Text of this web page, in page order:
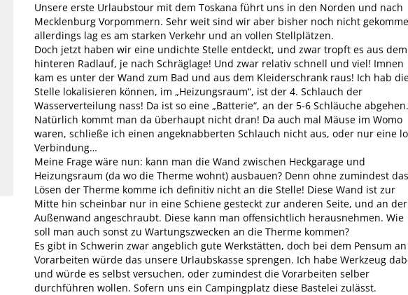
Unsere erste Urlaubstour mit dem Toskana führt uns in den Norden und nach
Mecklenburg Vorpommern. Sehr weit sind wir aber bisher noch nicht
allerdings lag es am starken Verkehr und an vollen Stellplätzen.
Doch jetzt haben wir eine undichte Stelle entdeckt, und zwar tropft es aus dem
hinteren Radlauf, je nach Schräglage! Und zwar relativ schnell und viel! Imnen
kam es unter der Wand zum Bad und aus dem Kleiderschrank raus! Ich hab
Stelle lokalisieren können, im „Heizungsraum“, ist der 4. Schlauch der
Wasserverteilung nass! Da ist so eine „Batterie“, an der 5-6 Schläuche abgehen.
Natürlich kommt man da überhaupt nicht dran! Da auch mal Mäuse im Womo
waren, schließe ich einen angeknabberten Schlauch nicht aus, oder nur eine
Verbindung…
Meine Frage wäre nun: kann man die Wand zwischen Heckgarage und
Heizungsraum (da wo die Therme wohnt) ausbauen? Denn ohne zumindest das
Lösen der Therme komme ich definitiv nicht an die Stelle! Diese Wand ist zur
Mitte hin scheinbar nur in eine Schiene gesteckt zur anderen Seite, und an der
Außenwand angeschraubt. Diese kann man offensichtlich herausnehmen. Wie
soll man auch sonst zu Wartungszwecken an die Therme kommen?
Es gibt in Schwerin zwar angeblich gute Werkstätten, doch bei dem Pensum an
Vorarbeiten würde das unsere Urlaubskasse sprengen. Ich habe Werkzeug
und würde es selbst versuchen, oder zumindest die Vorarbeiten selber
durchführen wollen. Sofern uns ein Campingplatz diese Bastelei zulässt.